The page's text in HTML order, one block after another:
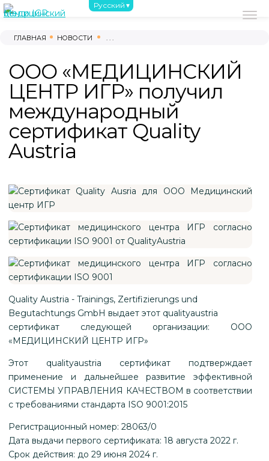
Русский
О нас
ГЛАВНАЯ НОВОСТИ . . .
ООО «МЕДИЦИНСКИЙ
ЦЕНТР ИГР» получил
международный
сертификат Quality
Austria
Quality Austria - Trainings, Zertifizierungs und
Begutachtungs GmbH выдает этот qualityaustria
сертификат следующей организации: ООО
«МЕДИЦИНСКИЙ ЦЕНТР ИГР»
Этот qualityaustria сертификат подтверждает
применение и дальнейшее развитие эффективной
СИСТЕМЫ УПРАВЛЕНИЯ КАЧЕСТВОМ в соответствии
с требованиями стандарта ISO 9001:2015
Регистрационный номер: 28063/0
Дата выдачи первого сертификата: 18 августа 2022 г.
Срок действия: до 29 июня 2024 г.